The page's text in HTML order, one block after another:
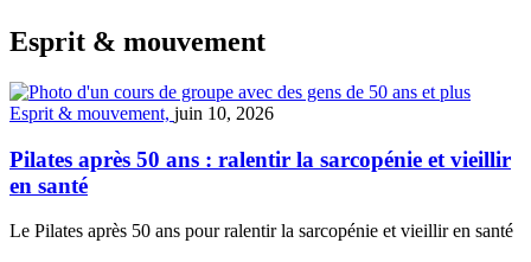
Esprit & mouvement
Esprit & mouvement, juin 10, 2026
Pilates après 50 ans : ralentir la sarcopénie et vieillir
en santé
Le Pilates après 50 ans pour ralentir la sarcopénie et vieillir en santé